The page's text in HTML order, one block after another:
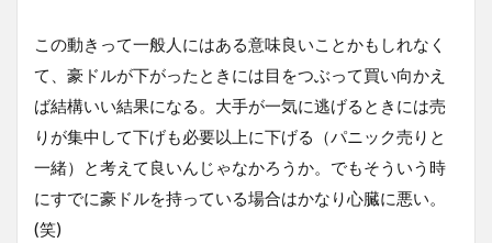
この動きって一般人にはある意味良いことかもしれなく
て、豪ドルが下がったときには目をつぶって買い向かえ
ば結構いい結果になる。大手が一気に逃げるときには売
りが集中して下げも必要以上に下げる（パニック売りと
一緒）と考えて良いんじゃなかろうか。でもそういう時
にすでに豪ドルを持っている場合はかなり心臓に悪い。
(笑)